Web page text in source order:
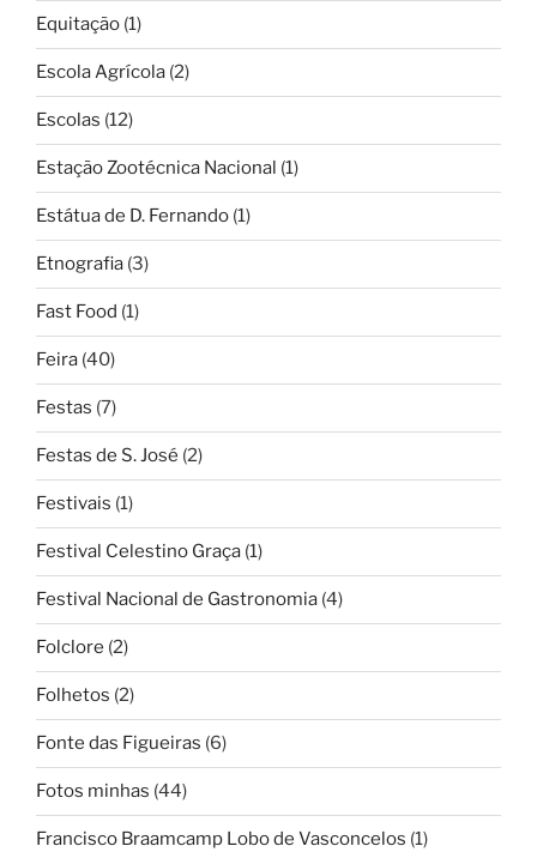
Equitação (1)
Escola Agrícola (2)
Escolas (12)
Estação Zootécnica Nacional (1)
Estátua de D. Fernando (1)
Etnografia (3)
Fast Food (1)
Feira (40)
Festas (7)
Festas de S. José (2)
Festivais (1)
Festival Celestino Graça (1)
Festival Nacional de Gastronomia (4)
Folclore (2)
Folhetos (2)
Fonte das Figueiras (6)
Fotos minhas (44)
Francisco Braamcamp Lobo de Vasconcelos (1)